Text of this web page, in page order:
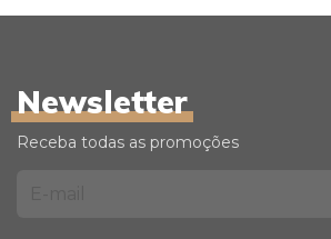
Newsletter
Receba todas as promoções